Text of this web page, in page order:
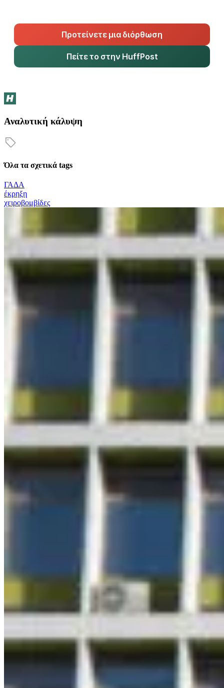
Προτείνετε μια διόρθωση
Πείτε το στην HuffPost
Αναλυτική κάλυψη
Όλα τα σχετικά tags
ΓΑΔΑ
έκρηξη
χειροβομβίδες